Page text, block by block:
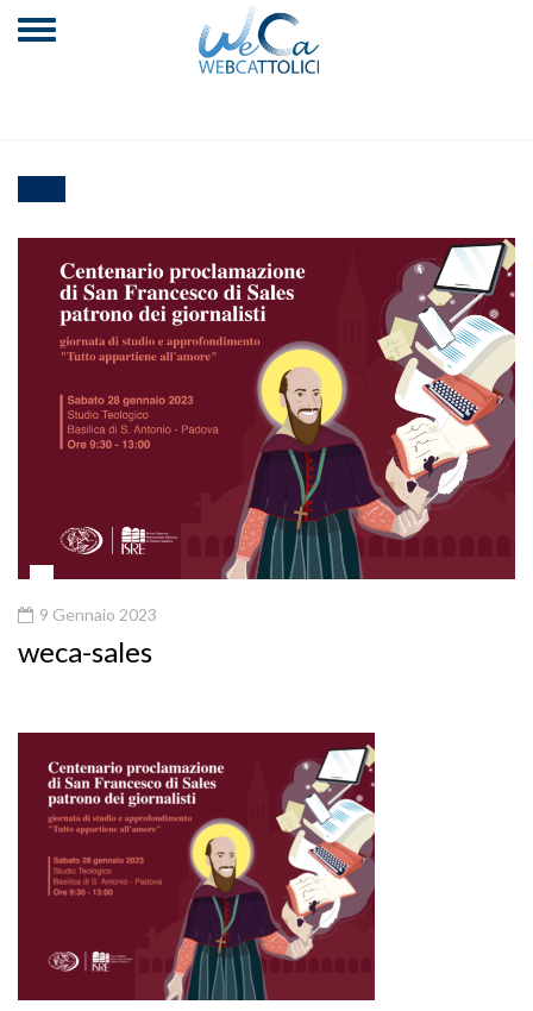
9 Gennaio 2023
weca-sales